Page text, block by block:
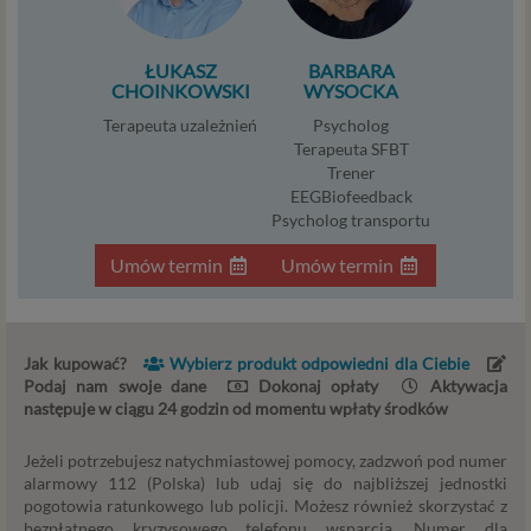
ŁUKASZ
CHOINKOWSKI
Terapeuta uzależnień
Umów termin
BARBARA
WYSOCKA
Psycholog
Terapeuta SFBT
Trener
EEGBiofeedback
Psycholog transportu
Umów termin
Jak kupować?
Wybierz produkt odpowiedni dla Ciebie
Podaj nam swoje dane
Dokonaj opłaty
Aktywacja
następuje w ciągu 24 godzin od momentu wpłaty środków
Jeżeli potrzebujesz natychmiastowej pomocy, zadzwoń pod numer
alarmowy 112 (Polska) lub udaj się do najbliższej jednostki
pogotowia ratunkowego lub policji. Możesz również skorzystać z
Niezbędność przetwarzania do zawarcia lub
wykonania umowy, której jesteś stroną. Umowa to,
w naszym przypadku, regulamin serwisu i
informacje na stronach ofertowych danej usługi.
Jeśli zatem zawieramy z Tobą umowę o realizację
danej usługi, to możemy przetwarzać Twoje dane w
zakresie niezbędnym do realizacji tej umowy. W
przypadku, gdy zakładasz u nas konto, to umowa o
dostarczenie tego konta upoważnia nas do
przetwarzania danych niezbędnych do jego
w stanie zapewnić Ci usługi, a Ty nie mógłbyś z niej
korzystać.
Niezbędność przetwarzania do celów wynikających
przez administratora lub przez stronę trzecią. Ta
podstawa przetwarzania danych dotyczy
przypadków, gdy ich przetwarzanie jest